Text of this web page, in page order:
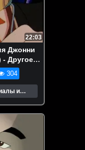
22:03
Джонни
- Другое
304
и